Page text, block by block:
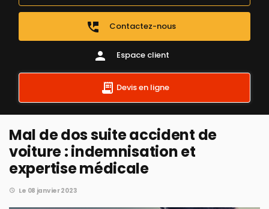
perm_phone_msg Contactez-nous
person Espace client
Devis en ligne
Mal de dos suite accident de
voiture : indemnisation et
expertise médicale
Le 08 janvier 2023